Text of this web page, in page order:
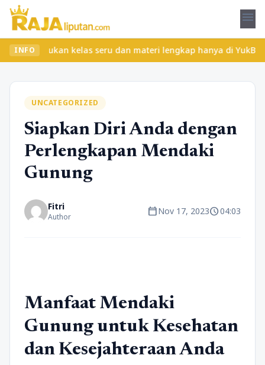
menu
INFO kelas seru dan materi lengkap hanya di
UNCATEGORIZED
Siapkan Diri Anda dengan
Perlengkapan Mendaki
Gunung
Fitri
Author calendar_todayNov 17, 2023schedule04:03
Manfaat Mendaki
Gunung untuk Kesehatan
dan Kesejahteraan Anda